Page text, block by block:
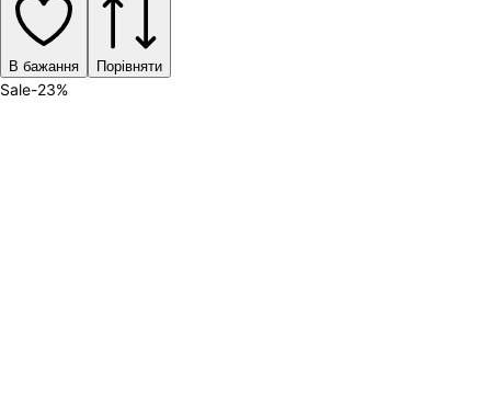
В бажання Порівняти
Sale-23%